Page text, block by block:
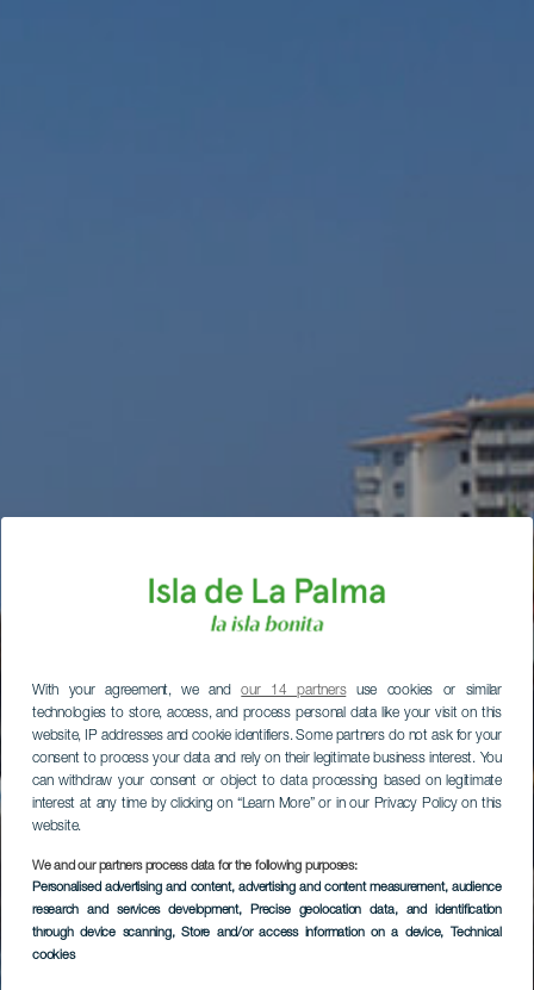
With your agreement, we andour 14 partnersuse cookies or similar
technologies to store, access, and process personal data like your visit on this
website, IP addresses and cookie identifiers. Some partners do not ask for your
consent to process your data and rely on their legitimate business interest. You
can withdraw your consent or object to data processing based on legitimate
interest at any time by clicking on “Learn More” or in our Privacy Policy on this
website.
We and our partners process data for the following purposes:
Personalised advertising and content, advertising and content measurement, audience
research and services development, Precise geolocation data, and identification
through device scanning, Store and/or access information on a device, Technical
cookies